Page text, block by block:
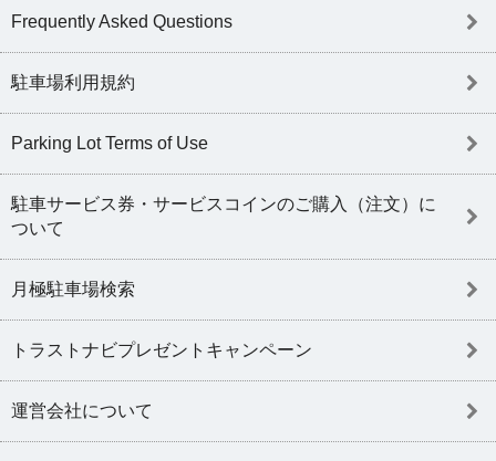
Frequently Asked Questions
駐車場利用規約
Parking Lot Terms of Use
駐車サービス券・サービスコインのご購入（注文）に
ついて
月極駐車場検索
トラストナビプレゼントキャンペーン
運営会社について